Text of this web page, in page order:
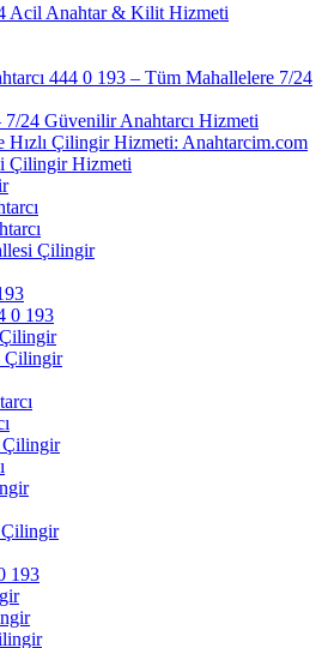
Acil Anahtar & Kilit Hizmeti
444 0 193 – Tüm Mahallelere 7/24
24 Güvenilir Anahtarcı Hizmeti
Hızlı Çilingir Hizmeti: Anahtarcim.com
Çilingir Hizmeti
Çilingir
0 193
Çilingir
Çilingir
Çilingir
193